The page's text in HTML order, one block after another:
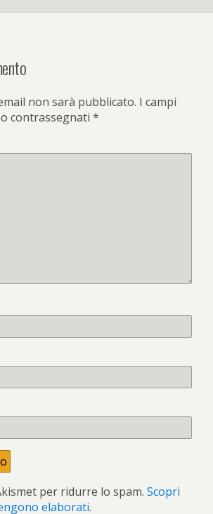
non sarà pubblicato. I campi
contrassegnati *
per ridurre lo spam. Scopri
elaborati.